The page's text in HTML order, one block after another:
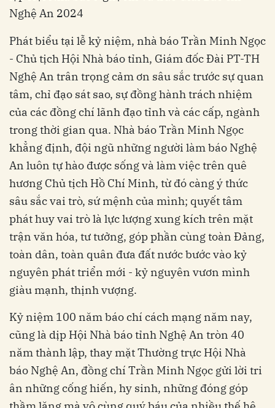
Nghệ An 2024
Phát biểu tại lễ kỷ niệm, nhà báo Trần Minh Ngọc
- Chủ tịch Hội Nhà báo tỉnh, Giám đốc Đài PT-TH
Nghệ An trân trọng cảm ơn sâu sắc trước sự quan
tâm, chỉ đạo sát sao, sự đồng hành trách nhiệm
của các đồng chí lãnh đạo tỉnh và các cấp, ngành
trong thời gian qua. Nhà báo Trần Minh Ngọc
khẳng định, đội ngũ những người làm báo Nghệ
An luôn tự hào được sống và làm việc trên quê
hương Chủ tịch Hồ Chí Minh, từ đó càng ý thức
sâu sắc vai trò, sứ mệnh của mình; quyết tâm
phát huy vai trò là lực lượng xung kích trên mặt
trận văn hóa, tư tưởng, góp phần cùng toàn Đảng,
toàn dân, toàn quân đưa đất nước bước vào kỷ
nguyên phát triển mới - kỷ nguyên vươn mình
giàu mạnh, thịnh vượng.
Kỷ niệm 100 năm báo chí cách mạng năm nay,
cũng là dịp Hội Nhà báo tỉnh Nghệ An tròn 40
năm thành lập, thay mặt Thường trực Hội Nhà
báo Nghệ An, đồng chí Trần Minh Ngọc gửi lời tri
ân những cống hiến, hy sinh, những đóng góp